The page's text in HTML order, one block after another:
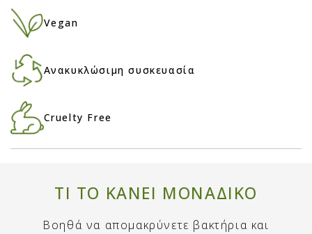
Vegan
Ανακυκλώσιμη συσκευασία
Cruelty Free
ΤΙ ΤΟ ΚΑΝΕΙ ΜΟΝΑΔΙΚΟ
Βοηθά να απομακρύνετε βακτήρια και